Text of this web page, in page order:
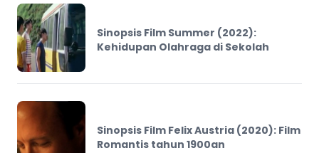
Sinopsis Film Summer (2022):
Kehidupan Olahraga di Sekolah
Sinopsis Film Felix Austria (2020): Film
Romantis tahun 1900an